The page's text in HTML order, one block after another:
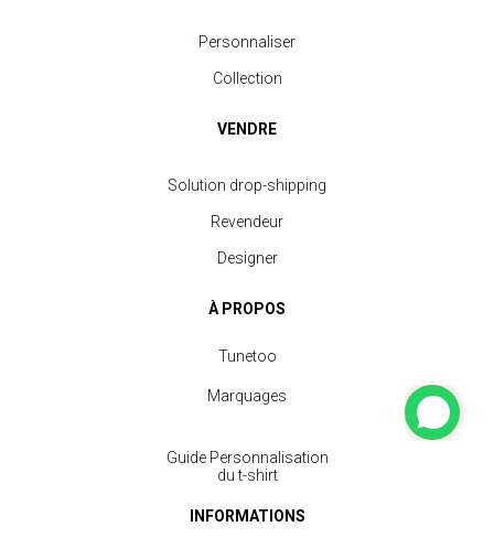
Personnaliser
Collection
VENDRE
Solution drop-shipping
Revendeur
Designer
À PROPOS
Tunetoo
Marquages
Guide Personnalisation
du t-shirt
INFORMATIONS